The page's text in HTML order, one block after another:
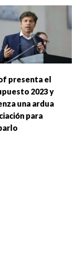
presenta el
2023 y
una ardua
para